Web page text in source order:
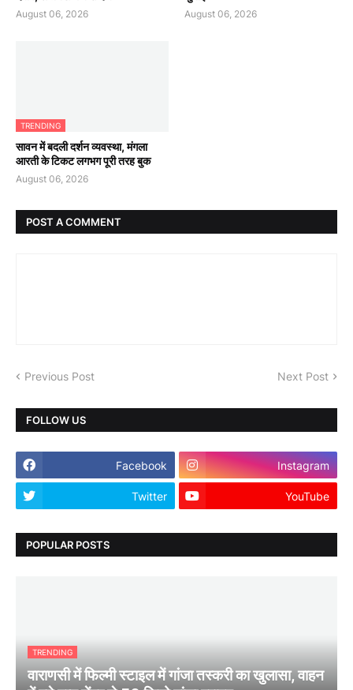
August 06, 2026 August 06, 2026
TRENDING
सावन में बदली दर्शन व्यवस्था, मंगला
आरती के टिकट लगभग पूरी तरह बुक
August 06, 2026
POST A COMMENT
Previous Post Next Post
FOLLOW US
Facebook Instagram
Twitter YouTube
POPULAR POSTS
TRENDING
वाराणसी में फिल्मी स्टाइल में गांजा तस्करी का खुलासा, वाहन